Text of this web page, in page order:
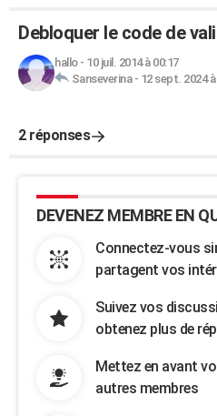
Debloquer le code de
hallo- 10 juil. 2014 à 00:17
Sanseverina- 12 sept. 2024 à
2 réponses
DEVENEZ MEMBRE EN
Connectez-vous
partagent vos
Suivez vos
obtenez plus de
Mettez en avant
autres membres